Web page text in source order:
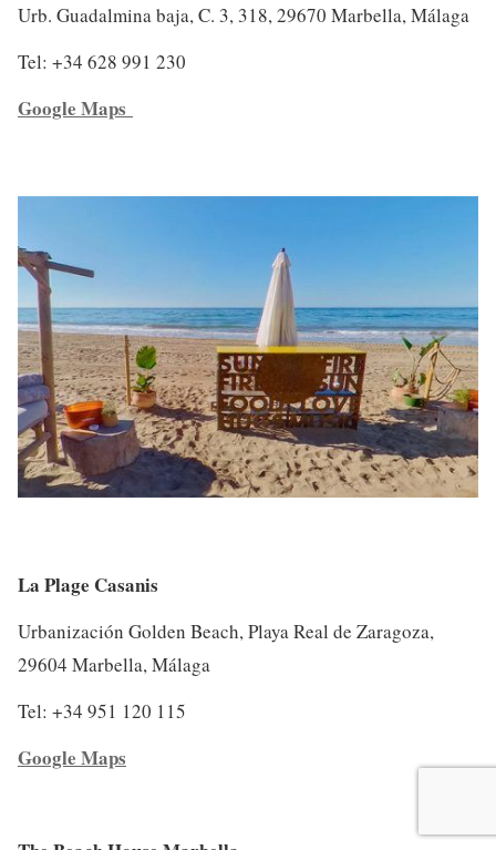
Urb. Guadalmina baja, C. 3, 318, 29670 Marbella, Málaga
Tel: +34 628 991 230
Google Maps
La Plage Casanis
Urbanización Golden Beach, Playa Real de Zaragoza,
29604 Marbella, Málaga
Tel: +34 951 120 115
Google Maps